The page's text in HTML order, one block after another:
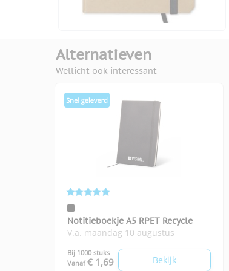
Alternatieven
Wellicht ook interessant
Notitieboekje A5 RPET Recycle
V.a. maandag 10 augustus
Bij 1000 stuks
Vanaf € 1,69 Bekijk